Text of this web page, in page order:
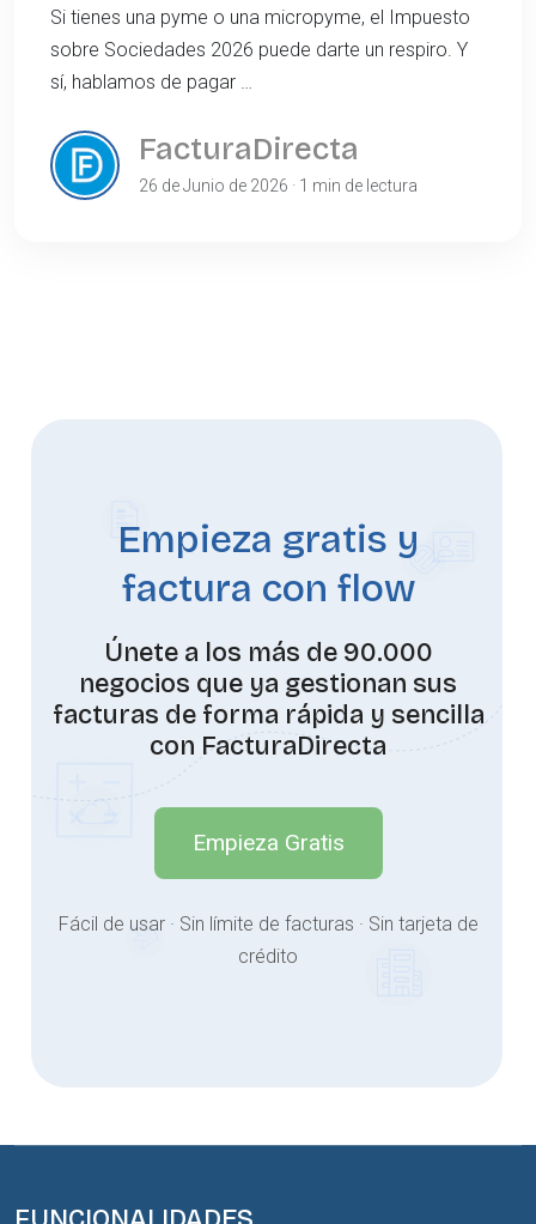
Si tienes una pyme o una micropyme, el Impuesto
sobre Sociedades 2026 puede darte un respiro. Y
sí, hablamos de pagar …
FacturaDirecta
26 de Junio de 2026 · 1 min de lectura
Empieza gratis y
factura con flow
Únete a los más de 90.000
negocios que ya gestionan sus
facturas de forma rápida y sencilla
con FacturaDirecta
Empieza Gratis
Fácil de usar · Sin límite de facturas · Sin tarjeta de
crédito